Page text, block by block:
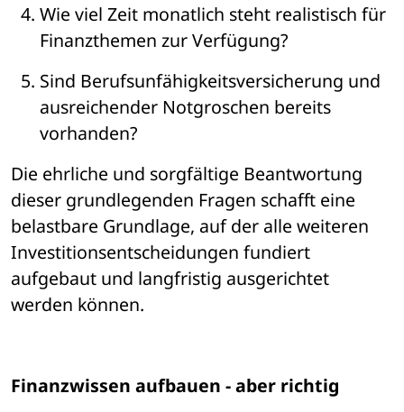
Wie viel Zeit monatlich steht realistisch für
Finanzthemen zur Verfügung?
Sind Berufsunfähigkeitsversicherung und
ausreichender Notgroschen bereits
vorhanden?
Die ehrliche und sorgfältige Beantwortung
dieser grundlegenden Fragen schafft eine
belastbare Grundlage, auf der alle weiteren
Investitionsentscheidungen fundiert
aufgebaut und langfristig ausgerichtet
werden können.
Finanzwissen aufbauen - aber richtig